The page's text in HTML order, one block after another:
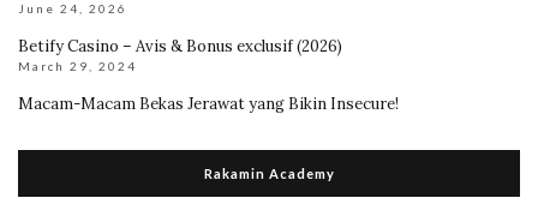
June 24, 2026
Betify Casino – Avis & Bonus exclusif (2026)
March 29, 2024
Macam-Macam Bekas Jerawat yang Bikin Insecure!
Rakamin Academy